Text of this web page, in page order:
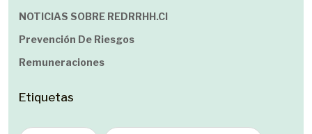
NOTICIAS SOBRE REDRRHH.cl
Prevención De Riesgos
Remuneraciones
Etiquetas